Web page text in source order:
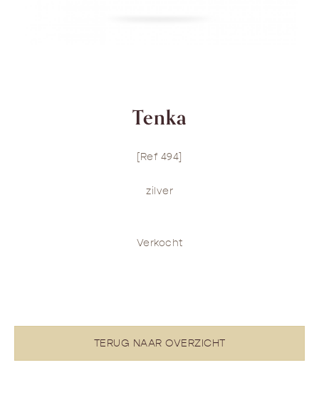
Tenka
[Ref 494]
zilver
Verkocht
TERUG NAAR OVERZICHT